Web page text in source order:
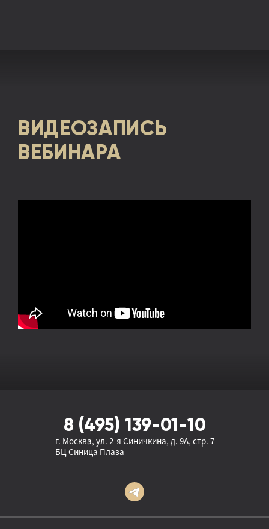
ВИДЕОЗАПИСЬ
ВЕБИНАРА
8 (495) 139-01-10
г. Москва, ул. 2-я Синичкина, д. 9А, стр. 7
БЦ Синица Плаза